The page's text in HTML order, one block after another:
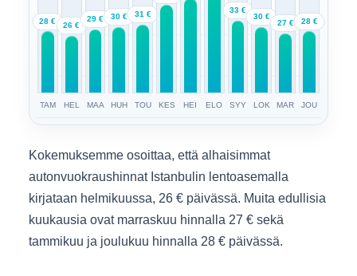
28 €
TAM
26 €
HEL
29 €
MAA
30 €
HUH
31 €
TOU KES HEI ELO
33 €
SYY
30 €
LOK
27 €
MAR
28 €
JOU
Kokemuksemme osoittaa, että alhaisimmat
autonvuokraushinnat Istanbulin lentoasemalla
kirjataan helmikuussa, 26 € päivässä. Muita edullisia
kuukausia ovat marraskuu hinnalla 27 € sekä
tammikuu ja joulukuu hinnalla 28 € päivässä.